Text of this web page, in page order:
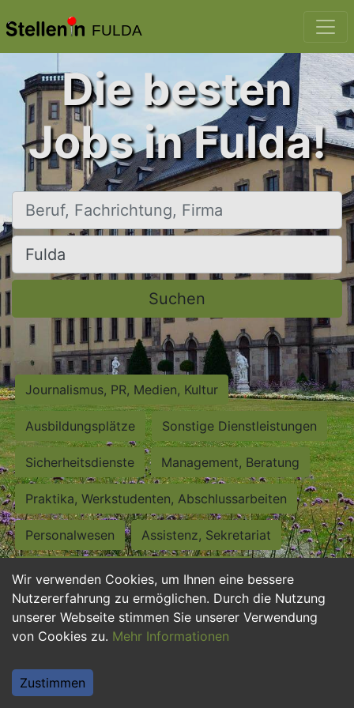
FULDA
Wir verwenden Cookies, um Ihnen eine bessere
Nutzererfahrung zu ermöglichen. Durch die Nutzung
unserer Webseite stimmen Sie unserer Verwendung
von Cookies zu. Mehr Informationen
Zustimmen
Die besten
Jobs in Fulda!
Beruf, Fachrichtung, Firma
Ort, Stadt
Suchen
Journalismus, PR, Medien, Kultur
Ausbildungsplätze Sonstige Dienstleistungen
Sicherheitsdienste Management, Beratung
Praktika, Werkstudenten, Abschlussarbeiten
Personalwesen Assistenz, Sekretariat
Hilfskräfte, Aushilfs- und Nebenjobs
Einkauf, Logistik, Materialwirtschaft
Weiterbildung, Studium, duale Ausbildung
Tourismus